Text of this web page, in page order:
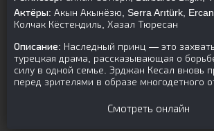
Актёры: Акын Акынёзю, Serra Arıtürk,
Колчак Кёстендиль, Хазал Тюресан
Описание: Наследный принц — это
турецкая драма, рассказывающая о
силу в одной семье. Эрджан Кесал вновь
перед зрителями в образе многодетного
Смотреть онлайн